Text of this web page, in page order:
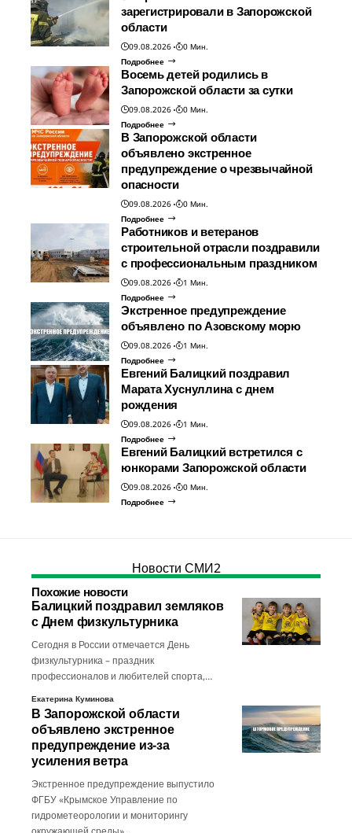
зарегистрировали в Запорожской
области
09.08.2026
0 Мин.
Подробнее
Восемь детей родились в
Запорожской области за сутки
09.08.2026
0 Мин.
Подробнее
В Запорожской области
объявлено экстренное
предупреждение о чрезвычайной
опасности
09.08.2026
0 Мин.
Подробнее
Работников и ветеранов
строительной отрасли поздравили
с профессиональным праздником
09.08.2026
1 Мин.
Подробнее
Экстренное предупреждение
объявлено по Азовскому морю
09.08.2026
1 Мин.
Подробнее
Евгений Балицкий поздравил
Марата Хуснуллина с днем
рождения
09.08.2026
1 Мин.
Подробнее
Евгений Балицкий встретился с
юнкорами Запорожской области
09.08.2026
0 Мин.
Подробнее
Новости СМИ2
Похожие новости
Балицкий поздравил земляков
с Днем физкультурника
Сегодня в России отмечается День
физкультурника – праздник
профессионалов и любителей спорта,…
Екатерина Куминова
В Запорожской области
объявлено экстренное
предупреждение из-за
усиления ветра
Экстренное предупреждение выпустило
ФГБУ «Крымское Управление по
гидрометеорологии и мониторингу